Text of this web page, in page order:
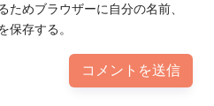
ためブラウザーに自分の名前、
保存する。